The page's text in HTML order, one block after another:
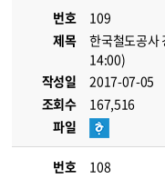
번호
109
제목
한국철도공사
14:00)
작성일
2017-07-05
조회수
167,516
파일
번호
108